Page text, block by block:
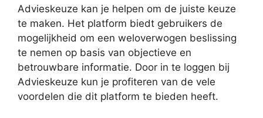
Advieskeuze kan je helpen om de juiste keuze
te maken. Het platform biedt gebruikers de
mogelijkheid om een weloverwogen beslissing
te nemen op basis van objectieve en
betrouwbare informatie. Door in te loggen bij
Advieskeuze kun je profiteren van de vele
voordelen die dit platform te bieden heeft.